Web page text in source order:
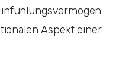
Aspekt einer